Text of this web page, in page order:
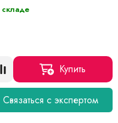
Купить
Связаться с экспертом